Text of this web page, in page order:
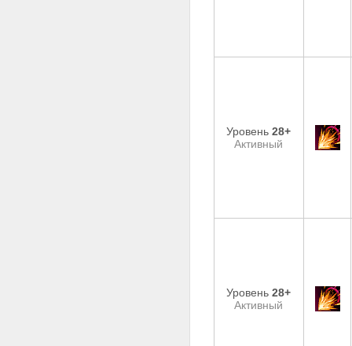
Уровень28+
Активный
Уровень28+
Активный